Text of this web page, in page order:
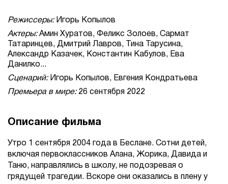
Режиссеры:Игорь Копылов
Актеры:Амин Хуратов, Феликс Золоев, Сармат
Татаринцев, Дмитрий Лавров, Тина Тарусина,
Александр Казачек, Константин Кабулов, Ева
Данилко...
Сценарий:Игорь Копылов, Евгения Кондратьева
Премьера в мире:26 сентября 2022
Описание фильма
Утро 1 сентября 2004 года в Беслане. Сотни детей,
включая первоклассников Алана, Жорика, Давида и
Таню, направлялись в школу, не подозревая о
грядущей трагедии. Вскоре они оказались в плену у